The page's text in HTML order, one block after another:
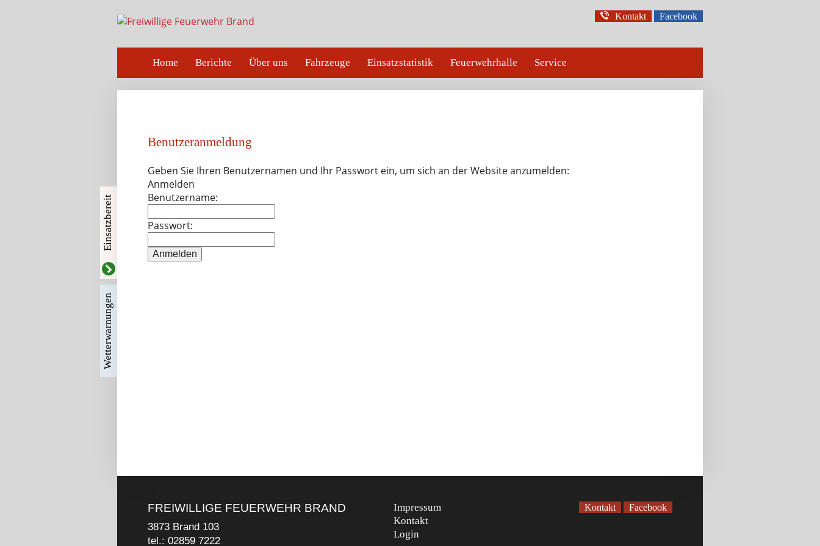
Kontakt Facebook
Home Berichte Über uns Fahrzeuge Einsatzstatistik Feuerwehrhalle Service
Benutzeranmeldung
Geben Sie Ihren Benutzernamen und Ihr Passwort ein, um sich an der Website anzumelden:
Anmelden
Benutzername:
Passwort:
Einsatzbereit
Wetterwarnungen
FREIWILLIGE FEUERWEHR BRAND
3873 Brand 103
tel.: 02859 7222
Impressum
Kontakt
Login
Kontakt Facebook